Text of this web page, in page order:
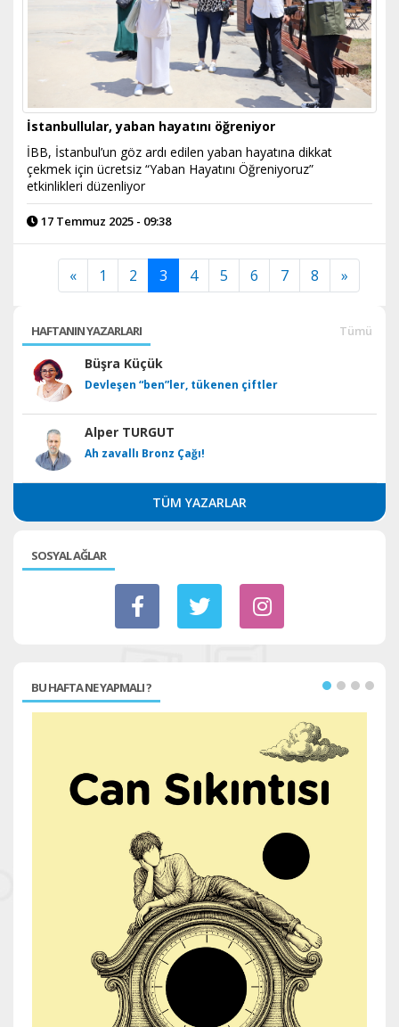
İstanbullular, yaban hayatını öğreniyor
İBB, İstanbul’un göz ardı edilen yaban hayatına dikkat
çekmek için ücretsiz “Yaban Hayatını Öğreniyoruz”
etkinlikleri düzenliyor
17 Temmuz 2025 - 09:38
« 1 2 3 4 5 6 7 8 »
HAFTANIN YAZARLARI Tümü
Büşra Küçük
Devleşen “ben”ler, tükenen çiftler
Alper TURGUT
Ah zavallı Bronz Çağı!
TÜM YAZARLAR
SOSYAL AĞLAR
BU HAFTA NE YAPMALI ?